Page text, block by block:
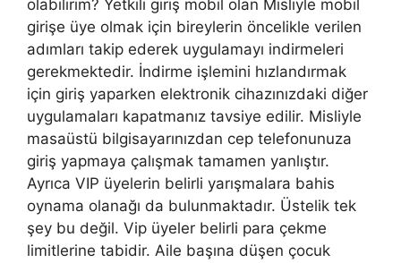
olabilirim? Yetkili giriş mobil olan Misliyle mobil
girişe üye olmak için bireylerin öncelikle verilen
adımları takip ederek uygulamayı indirmeleri
gerekmektedir. İndirme işlemini hızlandırmak
için giriş yaparken elektronik cihazınızdaki diğer
uygulamaları kapatmanız tavsiye edilir. Misliyle
masaüstü bilgisayarınızdan cep telefonunuza
giriş yapmaya çalışmak tamamen yanlıştır.
Ayrıca VIP üyelerin belirli yarışmalara bahis
oynama olanağı da bulunmaktadır. Üstelik tek
şey bu değil. Vip üyeler belirli para çekme
limitlerine tabidir. Aile başına düşen çocuk